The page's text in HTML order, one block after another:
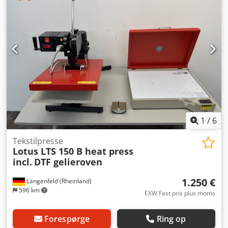
håndtag Massiv støbejerns konstruktion Mulighed for
montering af forskellige værktøjer Crodpszgtz Sjfx Anijf
Stabil base til fastgørelse til et bord Simpel og pålidelig
konstruktion Ideel til sadelmager-, skomager- og
polstringsværksteder.
1 / 6
Langenfeld (Rheinland)
596 km
Tekstilpresse
Lotus LTS 150 B heat press
incl. DTF gelieroven
1.250 €
EXW Fast pris plus moms
Forespørge Ring op